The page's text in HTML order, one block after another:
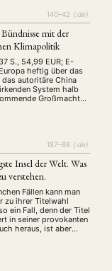
(199)
SIE JETZT!
140–42 {:de}
mit der
Klimapolitik
S., 54,99 EUR; E-
heftig über das
das autoritäre China
System halb
Großmacht
hinterfragt Edgar
auf interessante …
187–88 {:de}
Insel der Welt. Was
verstehen.
Fällen kann man
zu ihrer Titelwahl
ein Fall, denn der Titel
in seiner provokanten
heraus, ist aber
könnte Taiwan
zwei …